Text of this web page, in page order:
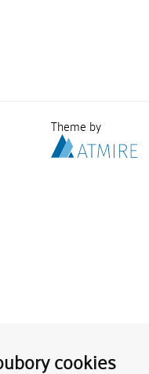
cookies
Theme by